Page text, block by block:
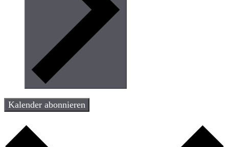
Kalender abonnieren